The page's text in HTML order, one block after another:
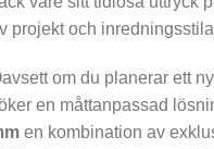
projekt och
om du planerar ett
en måttanpassad
en kombination av